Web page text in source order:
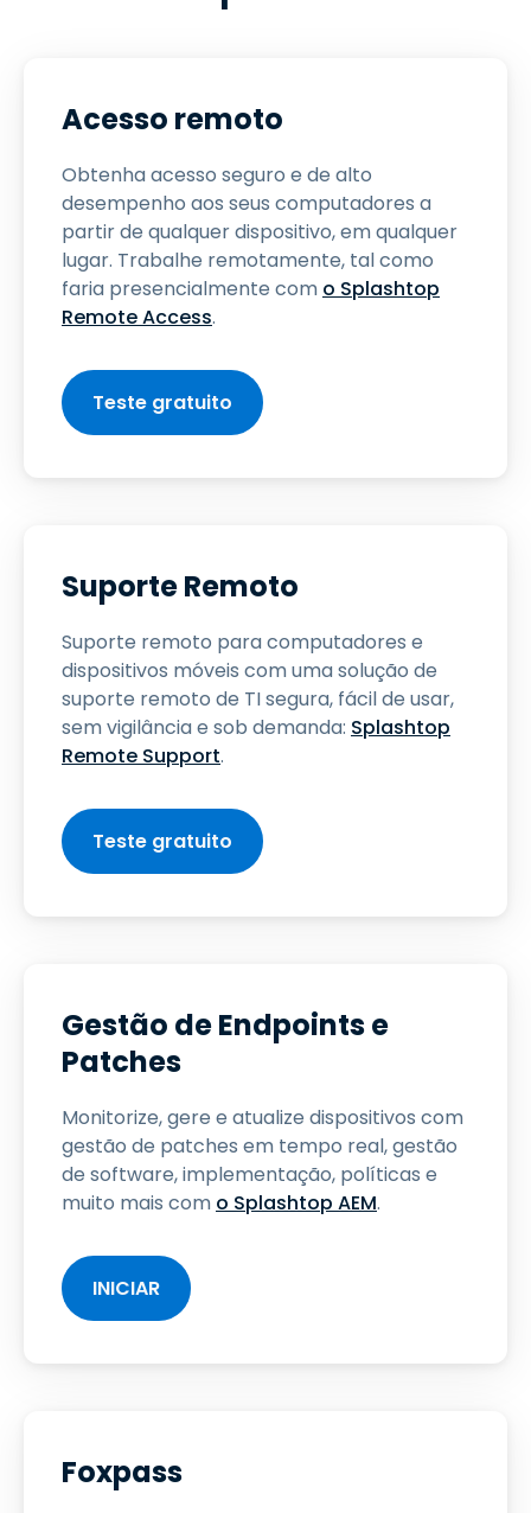
Acesso remoto
Obtenha acesso seguro e de alto
desempenho aos seus computadores a
partir de qualquer dispositivo, em qualquer
lugar. Trabalhe remotamente, tal como
faria presencialmente com o Splashtop
Remote Access.
Teste gratuito
Suporte Remoto
Suporte remoto para computadores e
dispositivos móveis com uma solução de
suporte remoto de TI segura, fácil de usar,
sem vigilância e sob demanda: Splashtop
Remote Support.
Teste gratuito
Gestão de Endpoints e
Patches
Monitorize, gere e atualize dispositivos com
gestão de patches em tempo real, gestão
de software, implementação, políticas e
muito mais com o Splashtop AEM.
INICIAR
Foxpass